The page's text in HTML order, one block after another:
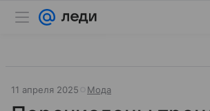
11 апреля 2025 Мода